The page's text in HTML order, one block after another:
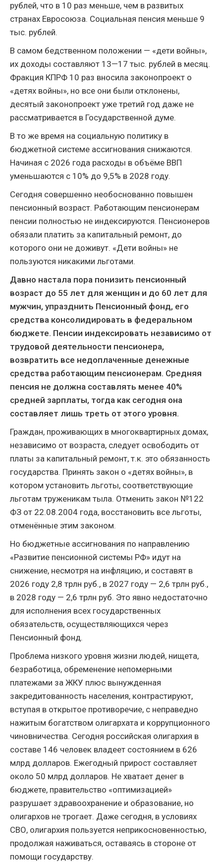
рублей, что в 10 раз меньше, чем в развитых
странах Евросоюза. Социальная пенсия меньше 9
тыс. рублей.
В самом бедственном положении — «дети войны»,
их доходы составляют 13—17 тыс. рублей в месяц.
Фракция КПРФ 10 раз вносила законопроект о
«детях войны», но все они были отклонены,
десятый законопроект уже третий год даже не
рассматривается в Государственной думе.
В то же время на социальную политику в
бюджетной системе ассигнования снижаются.
Начиная с 2026 года расходы в объёме ВВП
уменьшаются с 10% до 9,5% в 2028 году.
Сегодня совершенно необоснованно повышен
пенсионный возраст. Работающим пенсионерам
пенсии полностью не индексируются. Пенсионеров
обязали платить за капитальный ремонт, до
которого они не доживут. «Дети войны» не
пользуются никакими льготами.
Давно настала пора понизить пенсионный
возраст до 55 лет для женщин и до 60 лет для
мужчин, упразднить Пенсионный фонд, его
средства консолидировать в федеральном
бюджете. Пенсии индексировать независимо от
трудовой деятельности пенсионера,
возвратить все недоплаченные денежные
средства работающим пенсионерам. Средняя
пенсия не должна составлять менее 40%
средней зарплаты, тогда как сегодня она
составляет лишь треть от этого уровня.
Граждан, проживающих в многоквартирных домах,
независимо от возраста, следует освободить от
платы за капитальный ремонт, т.к. это обязанность
государства. Принять закон о «детях войны», в
котором установить льготы, соответствующие
льготам труженикам тыла. Отменить закон №122
ФЗ от 22.08.2004 года, восстановить все льготы,
отменённые этим законом.
Но бюджетные ассигнования по направлению
«Развитие пенсионной системы РФ» идут на
снижение, несмотря на инфляцию, и составят в
2026 году 2,8 трлн руб., в 2027 году — 2,6 трлн руб.,
в 2028 году — 2,6 трлн руб. Это явно недостаточно
для исполнения всех государственных
обязательств, осуществляющихся через
Пенсионный фонд.
Проблема низкого уровня жизни людей, нищета,
безработица, обременение непомерными
платежами за ЖКУ плюс вынужденная
закредитованность населения, контрастируют,
вступая в открытое противоречие, с неправедно
нажитым богатством олигархата и коррупционного
чиновничества. Сегодня российская олигархия в
составе 146 человек владеет состоянием в 626
млрд долларов. Ежегодный прирост составляет
около 50 млрд долларов. Не хватает денег в
бюджете, правительство «оптимизацией»
разрушает здравоохранение и образование, но
олигархов не трогает. Даже сегодня, в условиях
СВО, олигархия пользуется неприкосновенностью,
продолжая наживаться, оставаясь в стороне от
помощи государству.